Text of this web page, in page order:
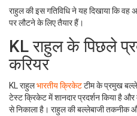
राहुल की इस गतिविधि ने यह दिखाया कि
पर लौटने के लिए तैयार हैं।
KL राहुल के पिछले
करियर
KL राहुलभारतीय क्रिकेटटीम के प्रमुख
टेस्ट क्रिकेट में शानदार प्रदर्शन किया है और
से निकाला है। राहुल की बल्लेबाजी